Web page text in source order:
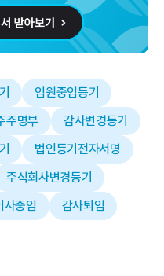
임원중임등기
주명부
감사변경등기
법인등기전자서명
주식회사변경등기
사중임 감사퇴임